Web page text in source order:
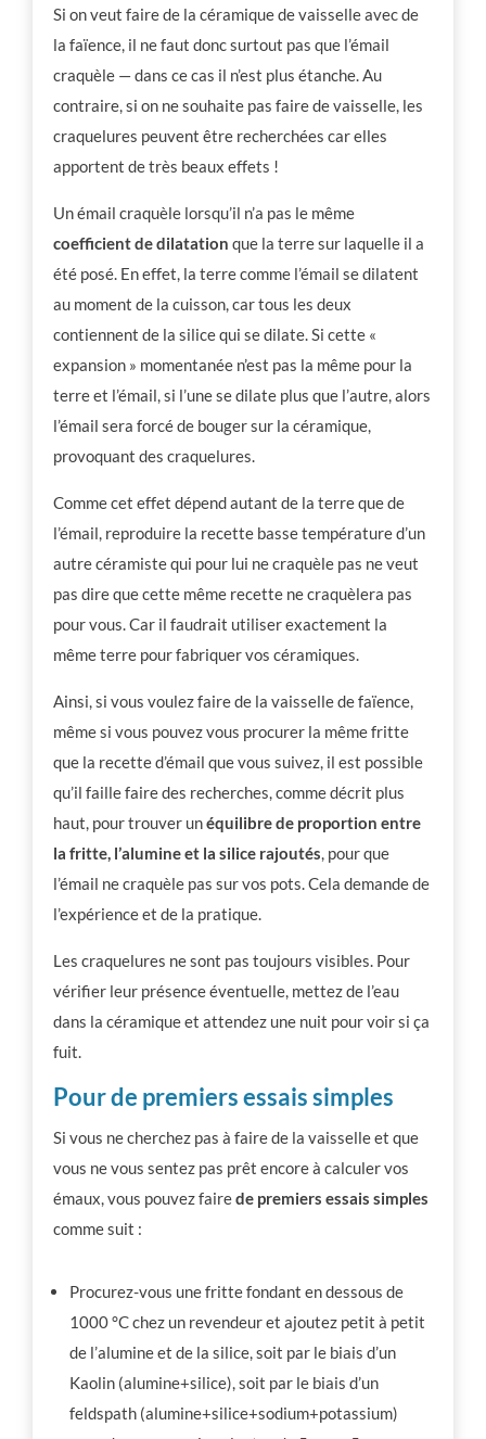
Si on veut faire de la céramique de vaisselle avec de
la faïence, il ne faut donc surtout pas que l’émail
craquèle — dans ce cas il n’est plus étanche. Au
contraire, si on ne souhaite pas faire de vaisselle, les
craquelures peuvent être recherchées car elles
apportent de très beaux effets !
Un émail craquèle lorsqu’il n’a pas le même
coefficient de dilatation que la terre sur laquelle il a
été posé. En effet, la terre comme l’émail se dilatent
au moment de la cuisson, car tous les deux
contiennent de la silice qui se dilate. Si cette «
expansion » momentanée n’est pas la même pour la
terre et l’émail, si l’une se dilate plus que l’autre, alors
l’émail sera forcé de bouger sur la céramique,
provoquant des craquelures.
Comme cet effet dépend autant de la terre que de
l’émail, reproduire la recette basse température d’un
autre céramiste qui pour lui ne craquèle pas ne veut
pas dire que cette même recette ne craquèlera pas
pour vous. Car il faudrait utiliser exactement la
même terre pour fabriquer vos céramiques.
Ainsi, si vous voulez faire de la vaisselle de faïence,
même si vous pouvez vous procurer la même fritte
que la recette d’émail que vous suivez, il est possible
qu’il faille faire des recherches, comme décrit plus
haut, pour trouver unéquilibre de proportion entre
la fritte, l’alumine et la silice rajoutés, pour que
l’émail ne craquèle pas sur vos pots. Cela demande de
l’expérience et de la pratique.
Les craquelures ne sont pas toujours visibles. Pour
vérifier leur présence éventuelle, mettez de l’eau
dans la céramique et attendez une nuit pour voir si ça
fuit.
Pour de premiers essais simples
Si vous ne cherchez pas à faire de la vaisselle et que
vous ne vous sentez pas prêt encore à calculer vos
émaux, vous pouvez fairede premiers essais simples
comme suit :
Procurez-vous une fritte fondant en dessous de
1000 °C chez un revendeur et ajoutez petit à petit
de l’alumine et de la silice, soit par le biais d’un
Kaolin (alumine+silice), soit par le biais d’un
feldspath (alumine+silice+sodium+potassium)